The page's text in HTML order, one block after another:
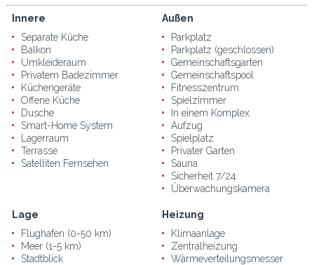
Innere
Separate Küche
Balkon
Umkleideraum
Privatem Badezimmer
Küchengeräte
Offene Küche
Dusche
Smart-Home System
Lagerraum
Terrasse
Satelliten Fernsehen
Außen
Parkplatz
Parkplatz (geschlossen)
Gemeinschaftsgarten
Gemeinschaftspool
Fitnesszentrum
Spielzimmer
In einem Komplex
Aufzug
Spielplatz
Privater Garten
Sauna
Sicherheit 7/24
Überwachungskamera
Lage
Flughafen (0-50 km)
Meer (1-5 km)
Stadtblick
Heizung
Klimaanlage
Zentralheizung
Wärmeverteilungsmesser